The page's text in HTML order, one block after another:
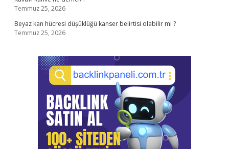
Temmuz 25, 2026
Beyaz kan hücresi düşüklüğü kanser belirtisi olabilir mi ?
Temmuz 25, 2026